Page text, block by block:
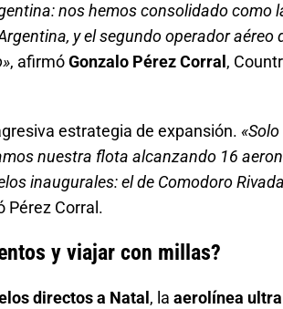
nos hemos consolidado como
y el segundo operador aéreo
, afirmóGonzalo Pérez Corral ,
estrategia de expansión.
nuestra flota alcanzando 16
inaugurales: el de Comodoro
Pérez Corral.
y viajar con millas?
directos a Natal , la aerolínea